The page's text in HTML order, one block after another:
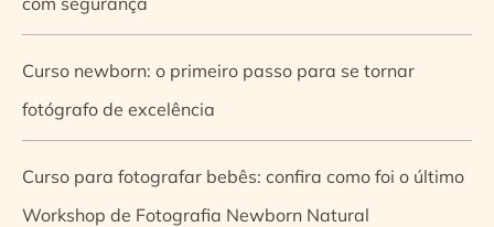
Curso newborn: o primeiro passo para se tornar
fotógrafo de excelência
Curso para fotografar bebês: confira como foi o último
Workshop de Fotografia Newborn Natural